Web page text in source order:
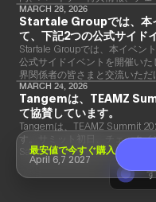
最安値で今すぐ購入
April 6,7 2027
情報をご確認いただけます。ぜ
MARCH 28, 2026
Startale Groupでは、本
て、下記2つの公式サイド
Startale Groupでは、本イベン
公式サイドイベントを開催い
界関係者の皆さまと交流いた
合いましたら、ぜひご参加くだ
MARCH 24, 2026
Tangemは、TEAMZ
て協賛しています。
Tangemは、TEAMZ Summit
す。サミット初日、チェック
Sakura Limited Edition をプレ